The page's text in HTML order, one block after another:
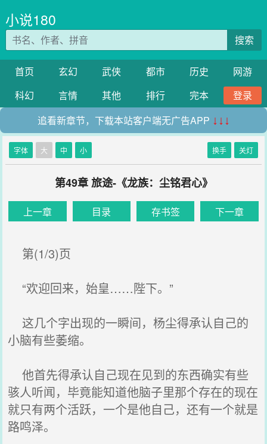
小说180
搜索
首页 玄幻 武侠 都市 历史
网游
科幻
言情 其他 排行 完本
登录
追看新章节，下载本站客户端无广告APP ↓↓↓
字体 大 中 小 换手 关灯
第49章 旅途-《龙族：尘铭君心》
上一章 目录 存书签 下一章
第(1/3)页
“欢迎回来，始皇……陛下。”
这几个字出现的一瞬间，杨尘得承认自己的
小脑有些萎缩。
他首先得承认自己现在见到的东西确实有些
骇人听闻，毕竟能知道他脑子里那个存在的现在
就只有两个活跃，一个是他自己，还有一个就是
路鸣泽。